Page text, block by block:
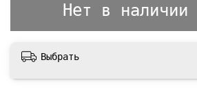
Нет в наличии
Выбрать